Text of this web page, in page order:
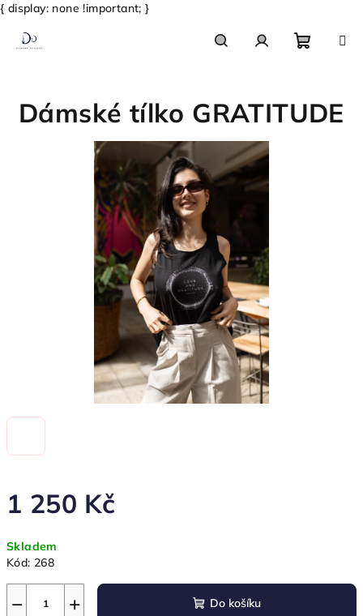
{ display: none !important; }
košík
1 250 Kč
cena:
Skladem
Kód: 268
+
− Do košíku
Dámské tílko GRATITUDE